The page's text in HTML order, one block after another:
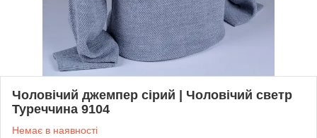
Чоловічий джемпер сірий | Чоловічий светр
Туреччина 9104
Немає в наявності